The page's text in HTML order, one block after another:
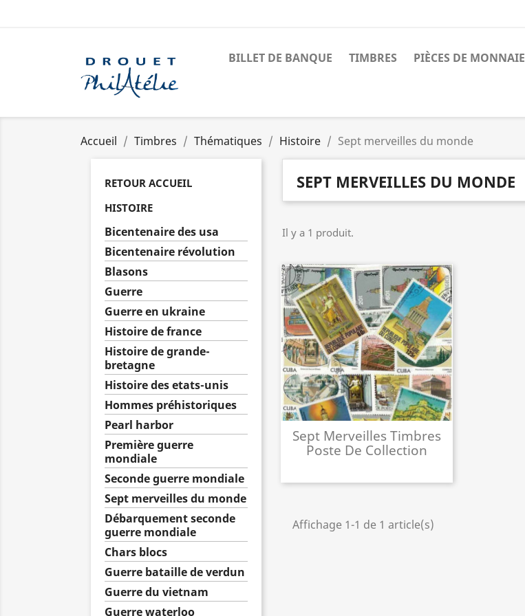
BILLET DE BANQUE TIMBRES PIÈCES DE MONNAIE
Accueil Timbres Thématiques Histoire Sept merveilles du monde
RETOUR ACCUEIL
HISTOIRE
Bicentenaire des usa
Bicentenaire révolution
Blasons
Guerre
Guerre en ukraine
Histoire de france
Histoire de grande-
bretagne
Histoire des etats-unis
Hommes préhistoriques
Pearl harbor
Première guerre
mondiale
Seconde guerre mondiale
Sept merveilles du monde
Débarquement seconde
guerre mondiale
Chars blocs
Guerre bataille de verdun
Guerre du vietnam
Guerre waterloo
SEPT MERVEILLES DU MONDE
Il y a 1 produit.
Sept Merveilles Timbres
Poste De Collection
Affichage 1-1 de 1 article(s)